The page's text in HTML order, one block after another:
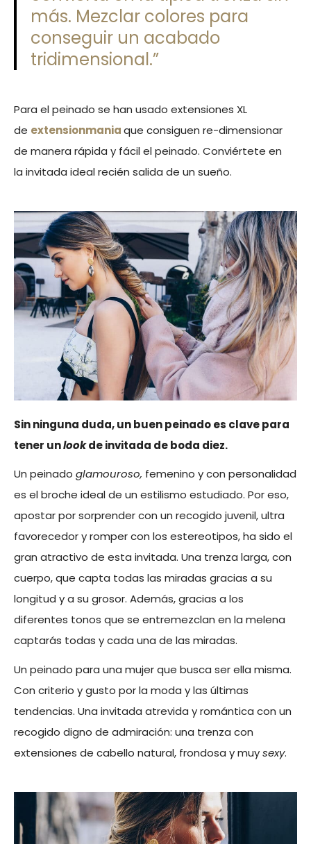
más. Mezclar colores para
conseguir un acabado
tridimensional.”
Para el peinado se han usado extensiones XL
de extensionmaniaque consiguen re-dimensionar
de manera rápida y fácil el peinado. Conviértete en
la invitada ideal recién salida de un sueño.
Sin ninguna duda, un buen peinado es clave para
tener unlookde invitada de boda diez.
Un peinado glamouroso, femenino y con personalidad
es el broche ideal de un estilismo estudiado. Por eso,
apostar por sorprender con un recogido juvenil, ultra
favorecedor y romper con los estereotipos, ha sido el
gran atractivo de esta invitada. Una trenza larga, con
cuerpo, que capta todas las miradas gracias a su
longitud y a su grosor. Además, gracias a los
diferentes tonos que se entremezclan en la melena
captarás todas y cada una de las miradas.
Un peinado para una mujer que busca ser ella misma.
Con criterio y gusto por la moda y las últimas
tendencias. Una invitada atrevida y romántica con un
recogido digno de admiración: una trenza con
extensiones de cabello natural, frondosa y muysexy.